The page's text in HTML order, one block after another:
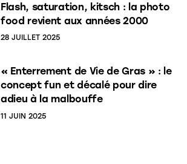
Flash, saturation, kitsch : la photo
food revient aux années 2000
28 JUILLET 2025
« Enterrement de Vie de Gras » : le
concept fun et décalé pour dire
adieu à la malbouffe
11 JUIN 2025